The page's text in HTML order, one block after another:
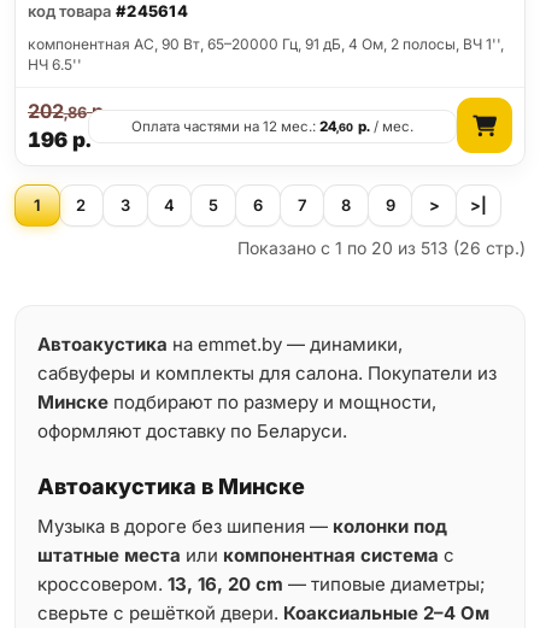
код товара #245614
компонентная АС, 90 Вт, 65–20000 Гц, 91 дБ, 4 Ом, 2 полосы, ВЧ 1'',
НЧ 6.5''
196р.
202,86р.
Оплата частями на 12 мес.:24,60 р./ мес.
1 2 3 4 5 6 7 8 9 > >|
Показано с 1 по 20 из 513 (26 стр.)
Автоакустика на emmet.by — динамики,
сабвуферы и комплекты для салона. Покупатели из
Минске подбирают по размеру и мощности,
оформляют доставку по Беларуси.
Автоакустика в Минске
Музыка в дороге без шипения — колонки под
штатные места или компонентная система с
кроссовером. 13, 16, 20 cm — типовые диаметры;
сверьте с решёткой двери. Коаксиальные 2–4 Ом